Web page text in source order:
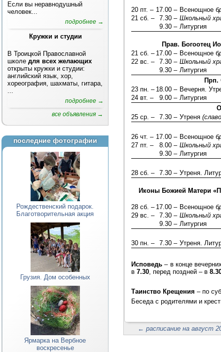
Если вы неравнодушный
человек...
подробнее →
Кружки и студии
В Троицкой Православной
школе для всех желающих
открыты кружки и студии:
английский язык, хор,
хореография, шахматы, гитара,
...
подробнее →
все объявления →
последние фотографии
Рождественский подарок.
Благотворительная акция
Грузия. Дом особенных
Ярмарка на Вербное
воскресенье
20 пт. – 17.00 – Всенощное
21 сб. –
7.30 – Школьный
9.30 – Литургия
Прав. Богоотец
21 сб. – 17.00 – Всенощное
22 вс. –
7.30 – Школьный
9.30 – Литургия
Прп.
23 пн. – 18.00 – Вечерня.
24 вт. –
9.00 – Литургия
25 ср. –
7.30 – Утреня
26 чт. – 17.00 – Всенощное
27 пт. –
8.00 – Школьный
9.30 – Литургия
28 сб. – 7.30 – Утреня.
Иконы Божией Матери
28 сб. – 17.00 – Всенощное
29 вс. –
7.30 – Школьный
9.30 – Литургия
30 пн. – 7.30 – Утреня.
Исповедь – в конце
в7.30, перед поздней – в
Таинство Крещения – по
Беседа с родителями и
← расписание на август